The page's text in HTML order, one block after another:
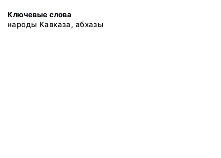
Ключевые слова
народы Кавказа, абхазы